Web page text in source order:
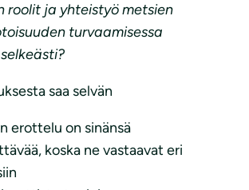
roolit ja yhteistyö metsien
turvaamisessa
saa selvän
erottelu on sinänsä
koska ne vastaavat eri